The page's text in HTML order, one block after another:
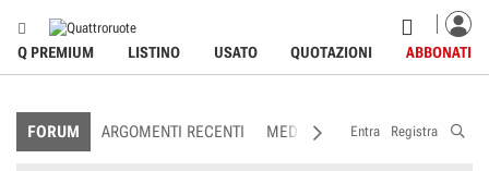
Q PREMIUM LISTINO USATO QUOTAZIONI ABBONATI
FORUM ARGOMENTI RECENTI MEDIA MEMBRI
Entra Registra